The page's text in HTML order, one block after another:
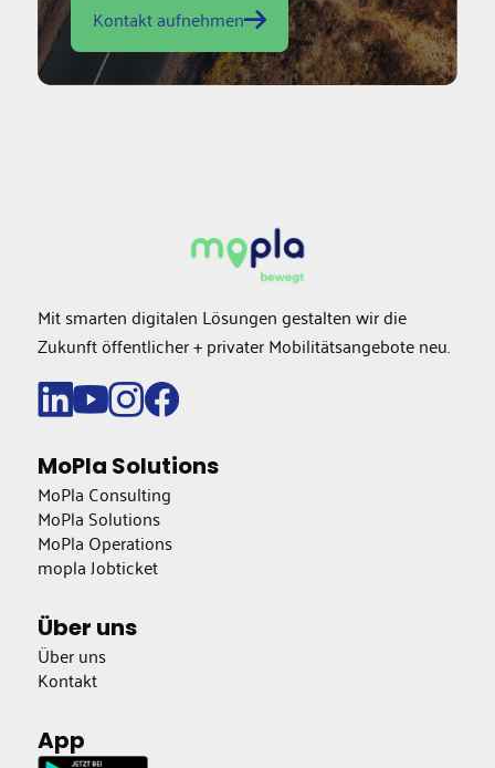
Kontakt aufnehmen
Mit smarten digitalen Lösungen gestalten wir die
Zukunft öffentlicher + privater Mobilitätsangebote neu.
MoPla Solutions
MoPla Consulting
MoPla Solutions
MoPla Operations
mopla Jobticket
Über uns
Über uns
Kontakt
App